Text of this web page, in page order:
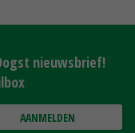
nieuwsbrief!
AANMELDEN